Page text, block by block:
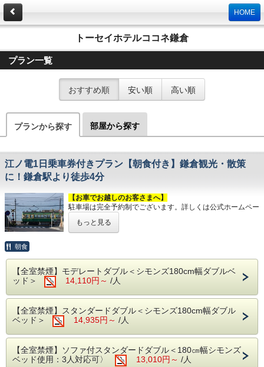
HOME
トーセイホテルココネ鎌倉
プラン一覧
おすすめ順 安い順 高い順
プランから探す 部屋から探す
江ノ電1日乗車券付きプラン【朝食付き】鎌倉観光・散策
に！鎌倉駅より徒歩4分
【お車でお越しのお客さまへ】
駐車場は完全予約制でございます。詳しくは公式ホームペー
【年末年始交通規制につきまして】
鎌倉市は12月31日より1月3日までの間、鎌倉駅周辺をはじ
【プランのご案内】
鎌倉をはじめ長谷、七里ヶ浜、極楽寺、江ノ島、藤
沢と江ノ電沿いの観光名所を散策するのに便利な江
ノ電1日乗り放題のチケット「のりおりくん」付き
のプランです。
※添い寝のお客様には江ノ電1日乗車券は付いてお
りません。別途購入する必要がございますので予め
ご了承くださいませ。
もっと見る
朝食
【全室禁煙】モデレートダブル＜シモンズ180cm幅ダブルベ
ッド＞
14,110円～ /人
【全室禁煙】スタンダードダブル＜シモンズ180cm幅ダブル
ベッド＞
14,935円～ /人
【全室禁煙】ソファ付スタンダードダブル＜180㎝幅シモンズ
ベッド使用：3人対応可〉
13,010円～ /人